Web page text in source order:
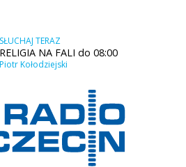
SŁUCHAJ TERAZ
RELIGIA NA FALI do 08:00
Piotr Kołodziejski